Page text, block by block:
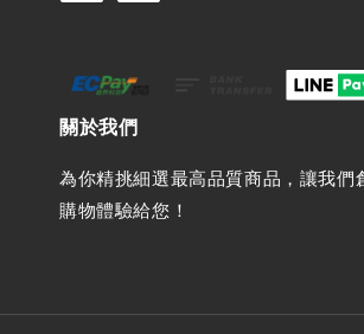
關於我們
為你精挑細選最高品質商品，讓我們
購物體驗給您！